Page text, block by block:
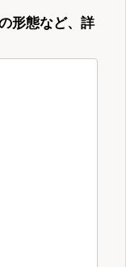
形態など、詳